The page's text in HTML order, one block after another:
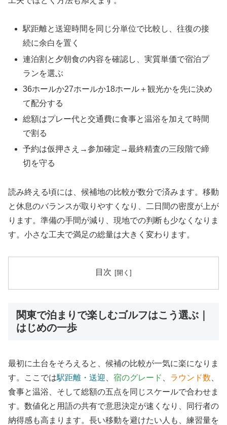
駅距離と送迎時間を同じ分単位で比較し、往復の接
続に余白を置く
連泊割と夕朝食の内容を確認し、実質単価で宿泊プ
ランを選ぶ
36ホールか27ホールか18ホール＋観光かを先に決め
て配分する
総額はプレー代と交通費に食事と温浴を加えて時間
で割る
予約は仮押さえ→参加確定→最終精査の三段階で締
切を守る
読み終える頃には、候補地の比較が数分で済みます。移動
と休息のバランスが取りやすくなり、二日間の密度が上が
ります。準備の手間が減り、現地での判断も少なくなりま
す。小さな工夫で満足の総量は大きく変わります。
目次
関東で泊まりで楽しむゴルフはこう選ぶ｜
はじめの一歩
最初に土台をそろえると、候補の比較が一気に楽になりま
す。ここでは駅距離・送迎 宿のグレード ラウンド数
食事と温浴、そして総額の五点を同じスケールで合わせま
す。数値化と用語の共有で意思決定が速くなり、同行者の
納得感も高まります。長い移動を避けたい人も、練習量を